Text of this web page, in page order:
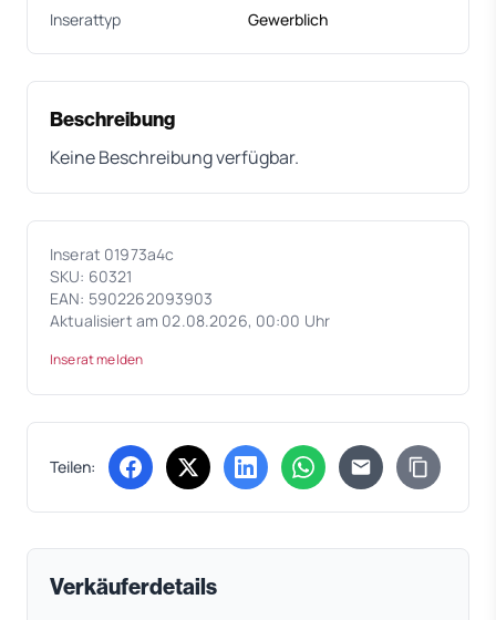
Inserattyp
Gewerblich
Beschreibung
Keine Beschreibung verfügbar.
Inserat 01973a4c
SKU: 60321
EAN: 5902262093903
Aktualisiert am 02.08.2026, 00:00 Uhr
Inserat melden
Teilen: (öffnet in neuem Tab)
(öffnet in neuem Tab)
(öffnet in neuem Tab)
(öffnet in neuem Tab)
Verkäuferdetails